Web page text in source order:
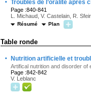
Troubles de l’oralité après
Page :840-841
L. Michaud, V. Castelain, R.
Résumé Plan
Table ronde
· Nutrition artificielle et
Artifical nutrition and disorder of
Page :842-842
V. Leblanc